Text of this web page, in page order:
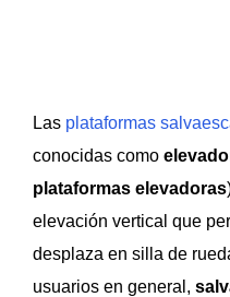
Las plataformas
conocidas como
plataformas elevadoras
elevación vertical que
desplaza en silla de
usuarios en general,